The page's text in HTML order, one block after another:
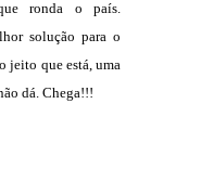
ronda o país.
solução para o
jeito que está, uma
dá. Chega!!!